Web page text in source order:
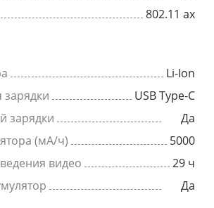
802.11 ax
Li-Ion
USB Type-C
зарядки
Да
(мА/ч)
5000
видео
29 ч
Да